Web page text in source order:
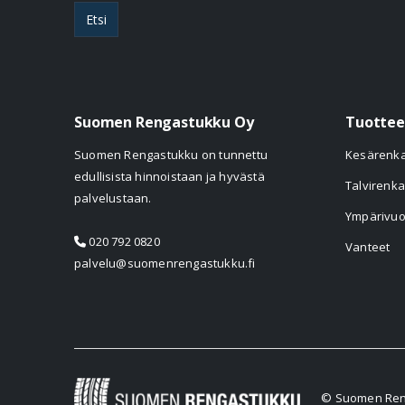
Etsi
Suomen Rengastukku Oy
Suomen Rengastukku on tunnettu
edullisista hinnoistaan ja hyvästä
palvelustaan.
020 792 0820
palvelu@suomenrengastukku.fi
Vanteet
© Suomen